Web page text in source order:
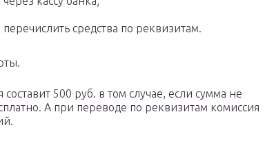
перечислить средства по реквизитам.
500 руб. в том случае, если сумма не
А при переводе по реквизитам комиссия